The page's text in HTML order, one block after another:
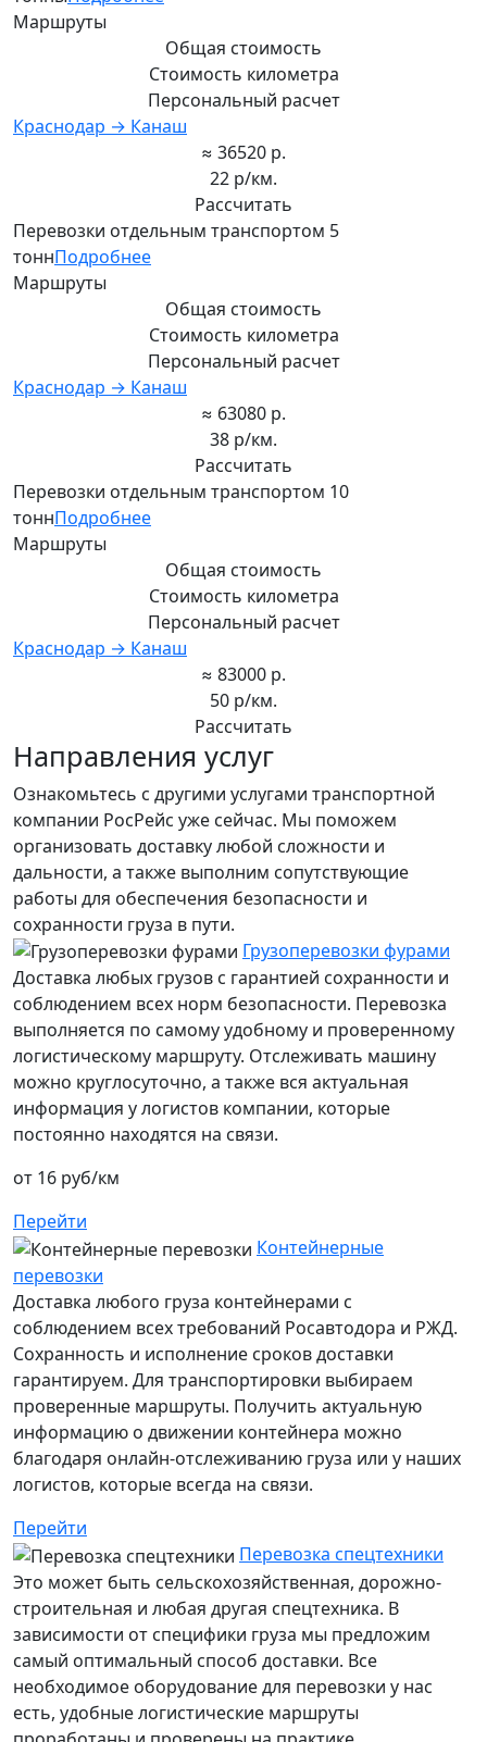
Маршруты
Общая стоимость
Стоимость километра
Персональный расчет
Краснодар → Канаш
≈ 36520 р.
22 р/км.
Рассчитать
Перевозки отдельным транспортом 5
тоннПодробнее
Маршруты
Общая стоимость
Стоимость километра
Персональный расчет
Краснодар → Канаш
≈ 63080 р.
38 р/км.
Рассчитать
Перевозки отдельным транспортом 10
тоннПодробнее
Маршруты
Общая стоимость
Стоимость километра
Персональный расчет
Краснодар → Канаш
≈ 83000 р.
50 р/км.
Рассчитать
Направления услуг
Ознакомьтесь с другими услугами транспортной
компании РосРейс уже сейчас. Мы поможем
организовать доставку любой сложности и
дальности, а также выполним сопутствующие
работы для обеспечения безопасности и
сохранности груза в пути.
Грузоперевозки фурами
Доставка любых грузов с гарантией сохранности и
соблюдением всех норм безопасности. Перевозка
выполняется по самому удобному и проверенному
логистическому маршруту. Отслеживать машину
можно круглосуточно, а также вся актуальная
информация у логистов компании, которые
постоянно находятся на связи.
от 16 руб/км
Перейти
Контейнерные
перевозки
Доставка любого груза контейнерами с
соблюдением всех требований Росавтодора и РЖД.
Сохранность и исполнение сроков доставки
гарантируем. Для транспортировки выбираем
проверенные маршруты. Получить актуальную
информацию о движении контейнера можно
благодаря онлайн-отслеживанию груза или у наших
логистов, которые всегда на связи.
Перейти
Перевозка спецтехники
Это может быть сельскохозяйственная, дорожно-
строительная и любая другая спецтехника. В
зависимости от специфики груза мы предложим
самый оптимальный способ доставки. Все
необходимое оборудование для перевозки у нас
есть, удобные логистические маршруты